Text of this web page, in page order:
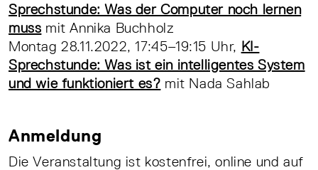
Sprechstunde: Was der Computer noch lernen
muss mit Annika Buchholz
Montag 28.11.2022, 17:45–19:15 Uhr, KI-
Sprechstunde: Was ist ein intelligentes System
und wie funktioniert es? mit Nada Sahlab
Anmeldung
Die Veranstaltung ist kostenfrei, online und auf